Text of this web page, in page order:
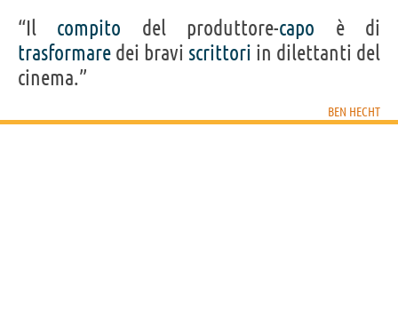
“Il compito del produttore-capo è di
trasformare dei bravi scrittori in dilettanti del
cinema.”
BEN HECHT